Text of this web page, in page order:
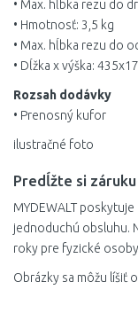
• Max. hĺbka rezu do
• Hmotnosť: 3,5 kg
• Max. hĺbka rezu do
• Dĺžka x výška:
Rozsah dodávky
• Prenosný kufor
ilustračné foto
Predĺžte si záruku
MYDEWALT
jednoduchú obsluhu.
roky pre fyzické
Obrázky sa môžu líšiť